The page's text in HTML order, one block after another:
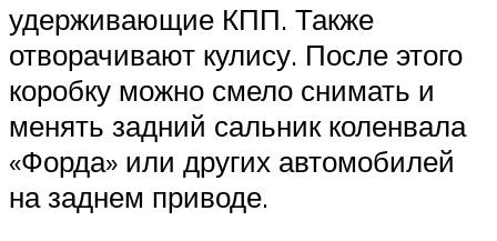
удерживающие КПП. Также
отворачивают кулису. После этого
коробку можно смело снимать и
менять задний сальник коленвала
«Форда» или других автомобилей
на заднем приводе.